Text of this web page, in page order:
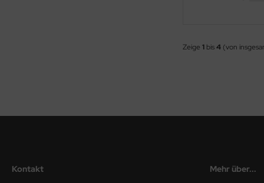
Zeige 1 bis4 (von
Kontakt Mehr über...
Model 1:35